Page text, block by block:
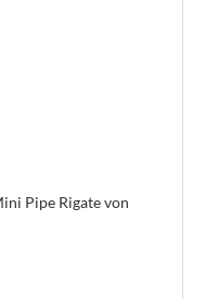
Pipe Rigate von